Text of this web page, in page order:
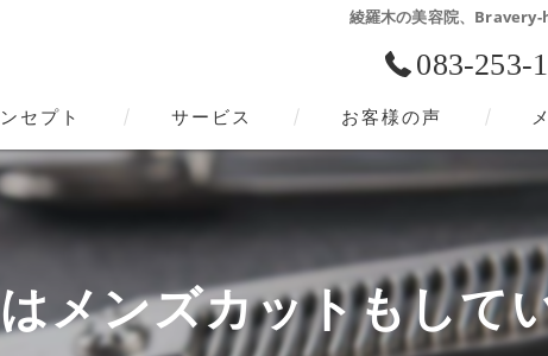
綾羅木の美容院、Bravery-
083-253-
セプト
の美容院･Bravery-hairの口コミ情報
の美容院･Bravery-hairの評判
の美容院･Bravery-hairのお客様の声
サービス お客様の声
メンズカットもして